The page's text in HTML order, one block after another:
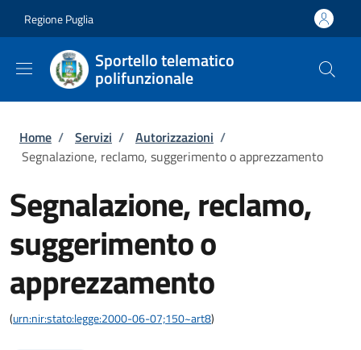
Regione Puglia
Sportello telematico
polifunzionale
Briciole di pane
Home / Servizi / Autorizzazioni /
Segnalazione, reclamo, suggerimento o apprezzamento
Segnalazione, reclamo,
suggerimento o
apprezzamento
(urn:nir:stato:legge:2000-06-07;150~art8)